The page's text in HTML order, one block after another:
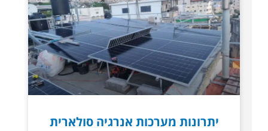
יתרונות מערכות אנרגיה סולארית